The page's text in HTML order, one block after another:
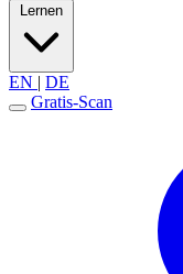
Lernen
EN | DE
Gratis-Scan